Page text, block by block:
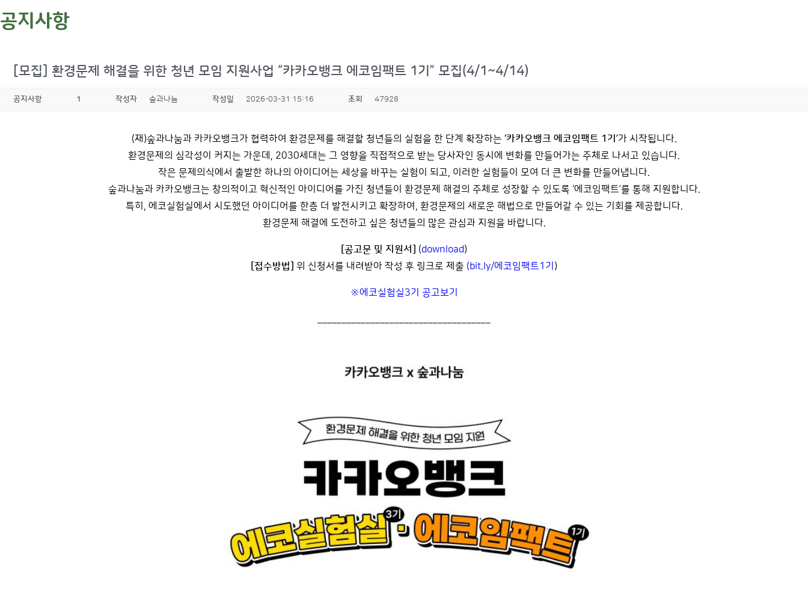
공지사항
[모집] 환경문제 해결을 위한 청년 모임 지원사업 “카카오뱅크 에코임팩트 1기” 모집(4/1~4/14)
공지사항 1 작성자 숲과나눔 작성일 2026-03-31 15:16 조회 47928
(재)숲과나눔과 카카오뱅크가 협력하여 환경문제를 해결할 청년들의 실험을 한 단계 확장하는 ‘카카오뱅크 에코임팩트 1기’가 시작됩니다.
환경문제의 심각성이 커지는 가운데, 2030세대는 그 영향을 직접적으로 받는 당사자인 동시에 변화를 만들어가는 주체로 나서고 있습니다.
작은 문제의식에서 출발한 하나의 아이디어는 세상을 바꾸는 실험이 되고, 이러한 실험들이 모여 더 큰 변화를 만들어냅니다.
숲과나눔과 카카오뱅크는 창의적이고 혁신적인 아이디어를 가진 청년들이 환경문제 해결의 주체로 성장할 수 있도록 ‘에코임팩트’를 통해 지원합니다.
특히, 에코실험실에서 시도했던 아이디어를 한층 더 발전시키고 확장하여, 환경문제의 새로운 해법으로 만들어갈 수 있는 기회를 제공합니다.
환경문제 해결에 도전하고 싶은 청년들의 많은 관심과 지원을 바랍니다.
[공고문 및 지원서] (download)
[접수방법]
위 신청서를 내려받아 작성 후 링크로 제출 (bit.ly/에코임팩트1기 )
※에코실험실3기 공고보기